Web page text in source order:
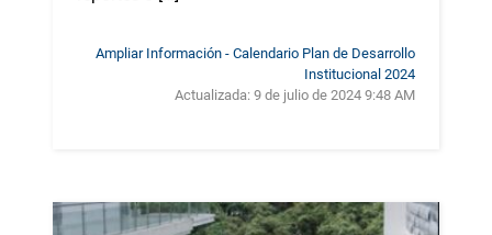
Ampliar Información - Calendario Plan de Desarrollo
Institucional 2024
Actualizada: 9 de julio de 2024 9:48 AM